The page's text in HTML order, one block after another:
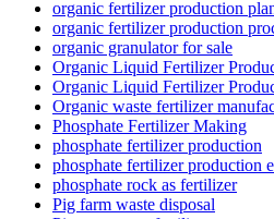
organic fertilizer production
organic fertilizer production
organic granulator for sale
Organic Liquid Fertilizer
Organic Liquid Fertilizer
Organic waste fertilizer
Phosphate Fertilizer Making
phosphate fertilizer production
phosphate fertilizer production
phosphate rock as fertilizer
Pig farm waste disposal